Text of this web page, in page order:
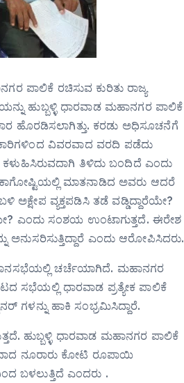
ಪಾಲಿಕೆ ರಚಿಸುವ ಕುರಿತು ರಾಜ್ಯ
ಹುಬ್ಬಳ್ಳಿ ಧಾರವಾಡ ಮಹಾನಗರ ಪಾಲಿಕೆ
ಹೊರಡಿಸಲಾಗಿತ್ತು. ಕರಡು ಅಧಿಸೂಚನೆಗೆ
ವಿವರವಾದ ವರದಿ ಪಡೆದು
ತಿಳಿದು ಬಂದಿದೆ ಎಂದು
ಮಾತನಾಡಿದ ಅವರು ಆದರೆ
ವ್ಯಕ್ತಪಡಿಸಿ ತಡೆ ವಡ್ಡಿದ್ದಾರೆಯೇ?
ಎಂದು ಸಂಶಯ ಉಂಟಾಗುತ್ತದೆ. ಈರೇಶ
ಎಂದು ಆರೋಪಿಸಿದರು.
ಚರ್ಚೆಯಾಗಿದೆ. ಮಹಾನಗರ
ಸಭೆಯಲ್ಲಿ ಧಾರವಾಡ ಪ್ರತ್ಯೇಕ ಪಾಲಿಕೆ
ಗಳನ್ನು ಹಾಕಿ ಸಂಭ್ರಮಿಸಿದ್ದಾರೆ.
ಹುಬ್ಬಳ್ಳಿ ಧಾರವಾಡ ಮಹಾನಗರ ಪಾಲಿಕೆ
ನೂರಾರು ಕೋಟಿ ರೂಪಾಯಿ
ಬಳಲುತ್ತಿದೆ ಎಂದರು .